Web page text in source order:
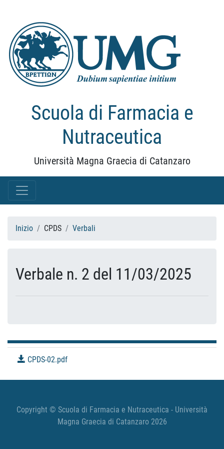
Scuola di Farmacia e
Nutraceutica
Università Magna Graecia di Catanzaro
Inizio CPDS Verbali
Verbale n. 2 del 11/03/2025
CPDS-02.pdf
Copyright © Scuola di Farmacia e Nutraceutica - Università
Magna Graecia di Catanzaro 2026